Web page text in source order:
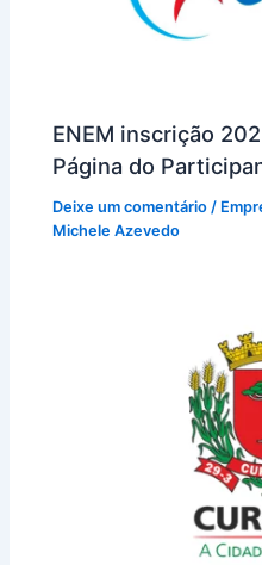
ENEM inscrição
Página do
Deixe um comentário /
Michele Azevedo